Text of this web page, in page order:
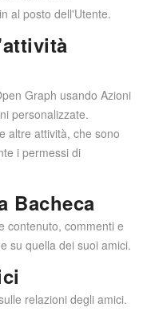
al posto dell'Utente.
Graph usando Azioni
personalizzate.
altre attività, che sono
i permessi di
Bacheca
contenuto, commenti e
su quella dei suoi amici.
relazioni degli amici.